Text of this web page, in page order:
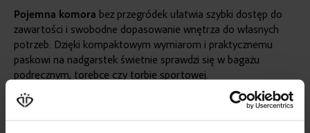
Pojemna komora bez przegródek ułatwia szybki dostęp do
zawartości i swobodne dopasowanie wnętrza do własnych
potrzeb. Dzięki kompaktowym wymiarom i praktycznemu
paskowi na nadgarstek świetnie sprawdzi się w bagażu
podręcznym, torebce czy torbie sportowej.
Więcej
informacji
SKU ZG1021